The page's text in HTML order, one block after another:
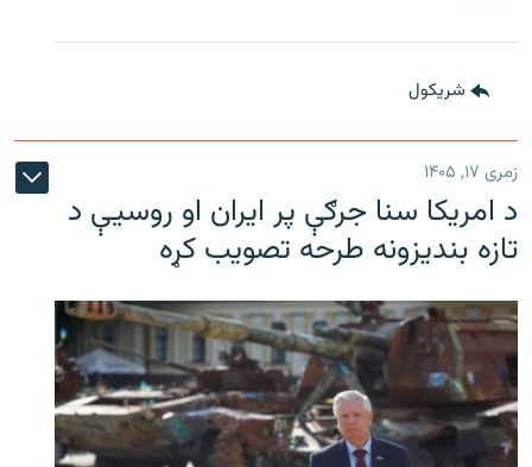
شريکول
زمری ۱۷, ۱۴۰۵
د امریکا سنا جرګې پر ایران او روسیې د
تازه بندیزونه طرحه تصویب کړه